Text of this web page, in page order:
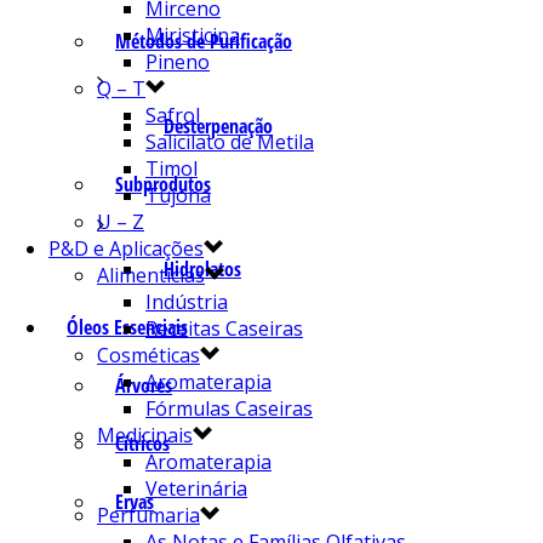
Métodos de Purificação
Desterpenação
Subprodutos
Hidrolatos
Óleos Essenciais
Árvores
Cítricos
Ervas
Mirceno
Miristicina
Pineno
Q – T
Safrol
Salicilato de Metila
Timol
Tujona
U – Z
P&D e Aplicações
Alimentícias
Indústria
Receitas Caseiras
Cosméticas
Aromaterapia
Fórmulas Caseiras
Medicinais
Aromaterapia
Veterinária
Perfumaria